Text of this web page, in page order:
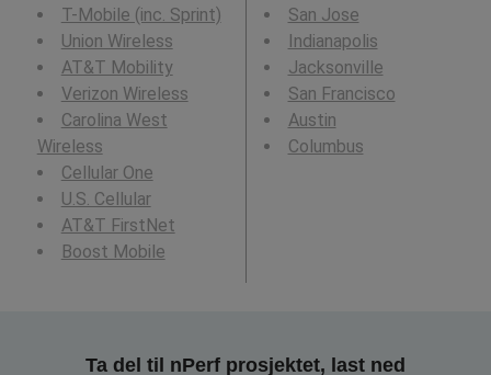
T-Mobile (inc. Sprint)
Union Wireless
AT&T Mobility
Verizon Wireless
Carolina West
Wireless
Cellular One
U.S. Cellular
AT&T FirstNet
Boost Mobile
San Jose
Indianapolis
Jacksonville
San Francisco
Austin
Columbus
Ta del til nPerf prosjektet, last ned